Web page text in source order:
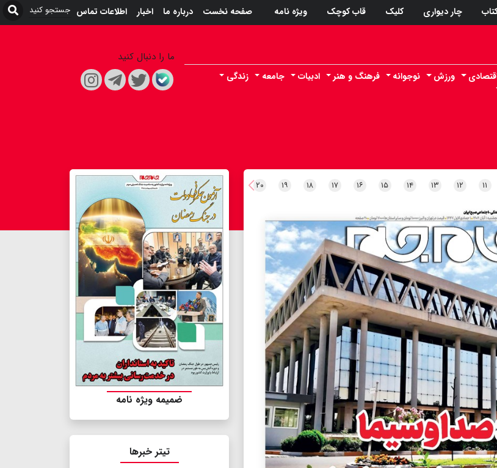
چار دیواری کلیک قاب کوچک ویژه نامه صفحه نخست درباره ما اخبار اطلاعات تماس
ورزش نوجوانه فرهنگ و هنر ادبیات جامعه
زندگی
ما را دنبال کنید
۱۱ ۱۲ ۱۳ ۱۴ ۱۵ ۱۶ ۱۷ ۱۸ ۱۹ ۲۰
ضمیمه ویژه نامه
تیتر خبرها